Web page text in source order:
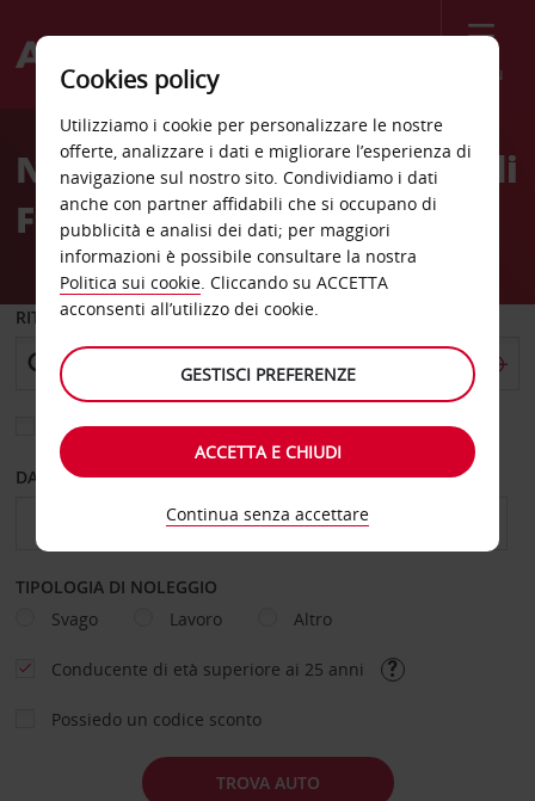
Menù
Welcome
AvisNoleggio auto Aeroporto di
Ft Smith
RITIRO DA
Scegli una località di riconsegna diversa
DAL GIORNO AL GIORNO
TIPOLOGIA DI NOLEGGIO
Svago
Lavoro Altro
Conducente di età superiore ai 25 anni
Possiedo un codice sconto
TROVA AUTO
Cookies policy
Utilizziamo i cookie per personalizzare le nostre
offerte, analizzare i dati e migliorare l’esperienza di
navigazione sul nostro sito. Condividiamo i dati
anche con partner affidabili che si occupano di
pubblicità e analisi dei dati; per maggiori
informazioni è possibile consultare la nostra
Politica sui cookie. Cliccando su ACCETTA
acconsenti all’utilizzo dei cookie.
GESTISCI PREFERENZE
ACCETTA E CHIUDI
Continua senza accettare